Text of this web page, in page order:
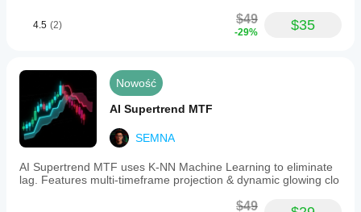
4.5 (2) $49
-29% $35
Nowość
AI Supertrend MTF
SEMNA
AI Supertrend MTF uses K-NN Machine Learning to eliminate
lag. Features multi-timeframe projection & dynamic glowing clo
$49